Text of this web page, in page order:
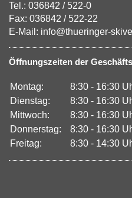
Tel.: 036842 / 522-0
Fax: 036842 / 522-22
E-Mail: info@thueringer-
Öffnungszeiten der
Montag:
8:30 - 16:30
Dienstag:
8:30 - 16:30
Mittwoch:
8:30 - 16:30
Donnerstag:
8:30 - 16:30
Freitag:
8:30 - 14:30